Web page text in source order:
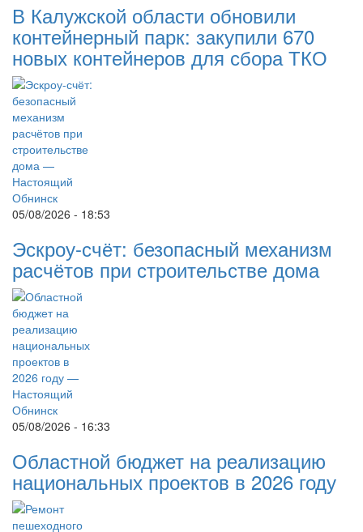
В Калужской области обновили
контейнерный парк: закупили 670
новых контейнеров для сбора ТКО
05/08/2026 - 18:53
Эскроу-счёт: безопасный механизм
расчётов при строительстве дома
05/08/2026 - 16:33
Областной бюджет на реализацию
национальных проектов в 2026 году